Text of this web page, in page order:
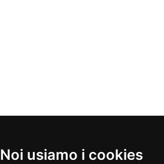
Noi usiamo i cookies